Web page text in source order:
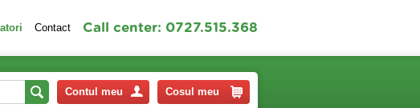
Contact Call center: 0727.515.368
Contul meu Cosul meu